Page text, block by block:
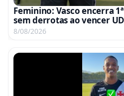
Feminino: Vasco encerra
sem derrotas ao vencer
8/08/2026